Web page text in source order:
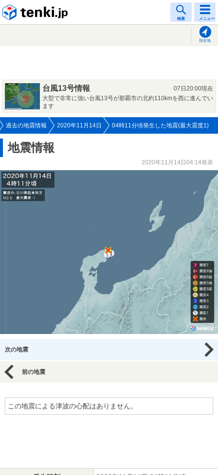
検索 メニュー
現在地
台風13号情報
07日20:00現在
大型で非常に強い台風13号が那覇市の北約110kmを西に進んでい
ます
過去の地震情報 2020年11月14日 04時11分頃発生した地震(最大震度1)
地震情報
2020年11月14日04:14発表
次の地震
前の地震
この地震による津波の心配はありません。